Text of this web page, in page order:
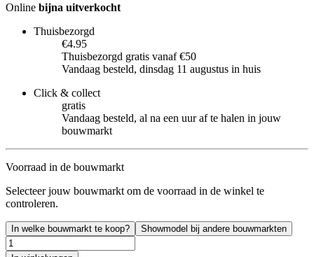
Online bijna uitverkocht
Thuisbezorgd
€4.95
Thuisbezorgd gratis vanaf €50
Vandaag besteld, dinsdag 11 augustus in huis
Click & collect
gratis
Vandaag besteld, al na een uur af te halen in jouw
bouwmarkt
Voorraad in de bouwmarkt
Selecteer jouw bouwmarkt om de voorraad in de winkel te
controleren.
In welke bouwmarkt te koop? Showmodel bij andere bouwmarkten